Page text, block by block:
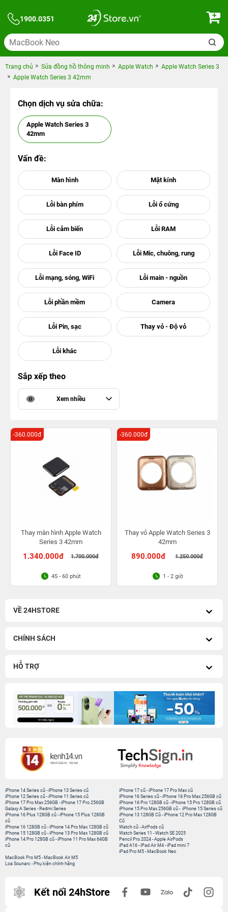
1900.0351
Trang chủ Sửa đồng hồ thông minh Apple Watch
Apple Watch Series 3
Apple Watch Series 3 42mm
Chọn dịch vụ sửa chữa:
Apple Watch Series 3
42mm
Vấn đề:
Sắp xếp theo
Xem nhiều
Thay màn hình Apple Watch
Series 3 42mm
1.340.000đ 1.700.000đ
-360.000đ
45 - 60 phút
Thay vỏ Apple Watch Series 3
42mm
890.000đ 1.250.000đ
-360.000đ
1 - 2 giờ
VỀ 24HSTORE
CHÍNH SÁCH
HỖ TRỢ
iPhone 14 Series cũ -iPhone 13 Series cũ
iPhone 12 Series cũ -iPhone 11 Series cũ
iPhone 17 Pro Max 256GB -iPhone 17 Pro 256GB
Galaxy A Series - Redmi Series
iPhone 17 cũ -iPhone 17 Pro Max cũ
iPhone 16 Series cũ - iPhone 16 Pro Max 256GB cũ
iPhone 16 Pro 128GB cũ -iPhone 15 Pro 128GB cũ
iPhone 15 Pro Max 256GB cũ - iPhone 15 Series cũ
iPhone 16 Plus 128GB cũ -iPhone 15 Plus 128GB
cũ
iPhone 16 128GB cũ -iPhone 14 Pro Max 128GB cũ
iPhone 15 128GB cũ -iPhone 13 Pro Max 128GB cũ
iPhone 14 Pro 128GB cũ -iPhone 11 Pro Max 64GB
cũ
iPhone 13 128GB Cũ -iPhone 12 Pro Max 128GB
Cũ
Watch cũ -AirPods cũ
Watch Series 11 -Watch SE 2025
Pencil Pro 2024 -Apple AirPods
iPad A16 -iPad Air M4 -iPad mini 7
iPad Pro M5 - MacBook Neo
MacBook Pro M5 - MacBook Air M5
Loa Sounarc - Phụ kiện chính hãng
Kết nối 24hStore